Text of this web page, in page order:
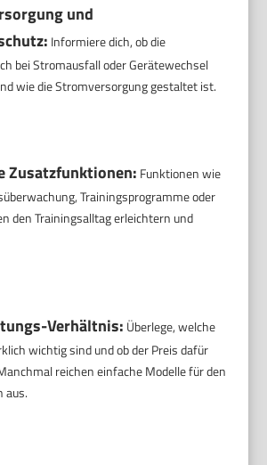
und
Informiere dich, ob die
bei Stromausfall oder Gerätewechsel
wie die Stromversorgung gestaltet ist.
Zusatzfunktionen: Funktionen wie
Trainingsprogramme oder
den Trainingsalltag erleichtern und
Verhältnis: Überlege, welche
wichtig sind und ob der Preis dafür
reichen einfache Modelle für den
aus.